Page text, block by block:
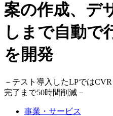
案の作成、デ
しまで自動で
を開発
－ テスト導入したLPでは
完了まで50時間削減 －
事業・サービス